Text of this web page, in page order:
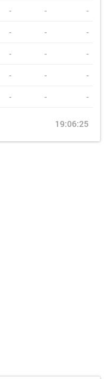
- - -
- - -
- - -
- - -
- - -
19:06:25